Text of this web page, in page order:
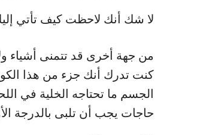
لا شك أنك لاحظت كيف تأتي
من جهة أخرى قد تتمنى أشياء
كنت تدرك أنك جزء من هذا
الجسم ما تحتاجه الخلية في
حاجات يجب أن تلبى بالدرجة